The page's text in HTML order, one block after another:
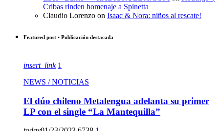
Cribas rinden homenaje a Spinetta
Claudio Lorenzo on Isaac & Nora: niños al rescate!
Featured post • Publicación destacada
insert_link 1
NEWS / NOTICIAS
El dúo chileno Metalengua adelanta su primer
LP con el single “La Mantequilla”